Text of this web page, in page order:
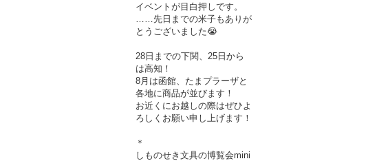
イベントが目白押しです。
……先日までの米子もありが
とうございました😭
28日までの下関、25日から
は高知！
8月は函館、たまプラーザと
各地に商品が並びます！
お近くにお越しの際はぜひよ
ろしくお願い申し上げます！
＊
しものせき文具の博覧会mini